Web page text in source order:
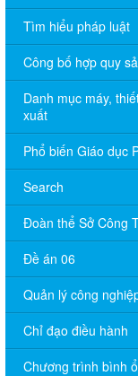
Tìm hiểu pháp luật
Công bố hợp quy
Danh mục máy,
xuất
Phổ biến Giáo dục
Search
Đoàn thể Sở Công
Đề án 06
Quản lý công
Chỉ đạo điều hành
Chương trình bình